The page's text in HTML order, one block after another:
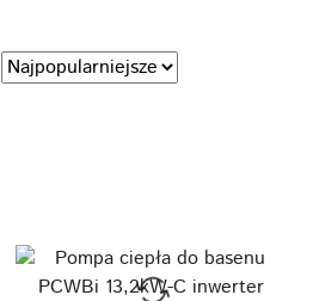
Zastosowano
sortowanie:
Sortuj
według